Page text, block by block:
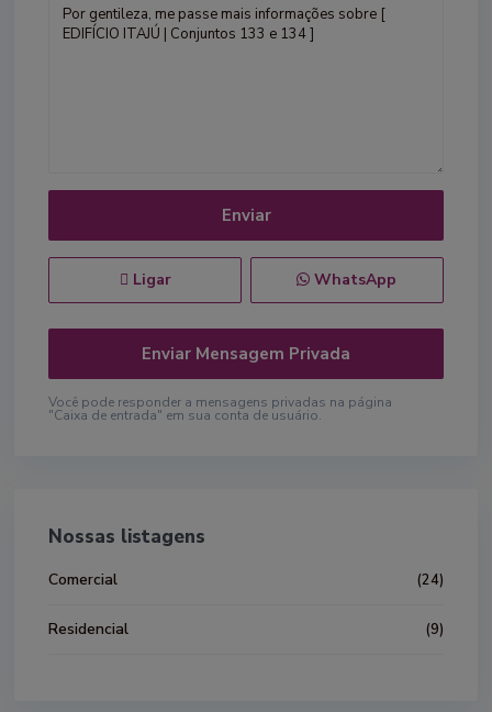
Ligar WhatsApp
Você pode responder a mensagens privadas na página
"Caixa de entrada" em sua conta de usuário.
Nossas listagens
Comercial (24)
Residencial (9)